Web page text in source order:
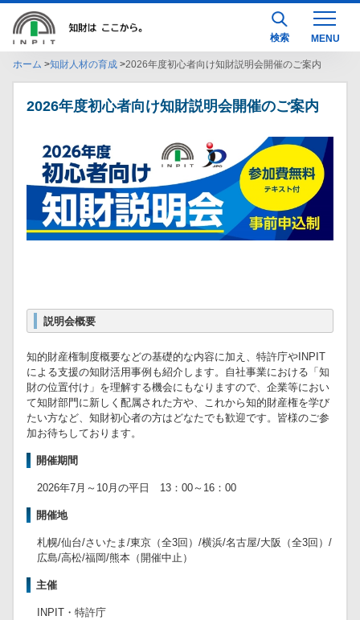
検索
ホーム 知財人材の育成 2026年度初心者向け知財説明会開催のご案内
2026年度初心者向け知財説明会開催のご案内
説明会概要
知的財産権制度概要などの基礎的な内容に加え、特許庁やINPIT
による支援の知財活用事例も紹介します。自社事業における「知
財の位置付け」を理解する機会にもなりますので、企業等におい
て知財部門に新しく配属された方や、これから知的財産権を学び
たい方など、知財初心者の方はどなたでも歓迎です。皆様のご参
加お待ちしております。
開催期間
2026年7月～10月の平日 13：00～16：00
開催地
札幌/仙台/さいたま/東京（全3回）/横浜/名古屋/大阪（全3回）/
広島/高松/福岡/熊本（開催中止）
主催
INPIT・特許庁